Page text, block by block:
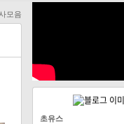
모음
초유스